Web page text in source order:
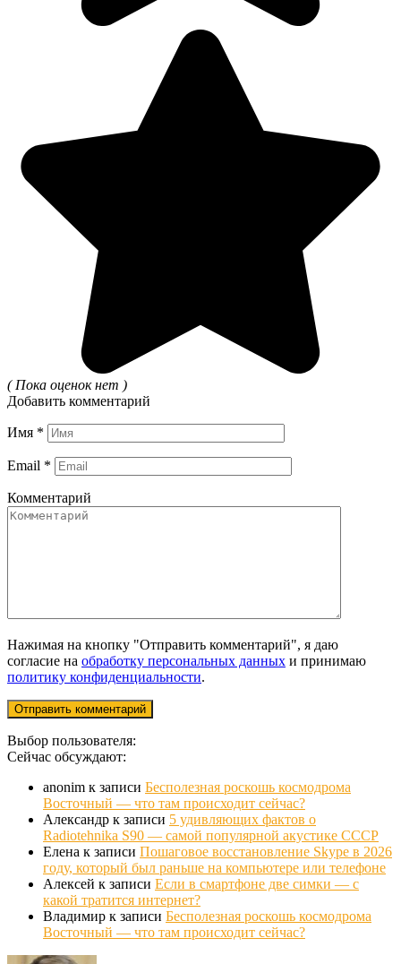
( Пока оценок нет )
Добавить комментарий
Имя *
Email *
Комментарий
Нажимая на кнопку "Отправить комментарий", я даю
согласие на обработку персональных данных и принимаю
политику конфиденциальности.
Выбор пользователя:
Сейчас обсуждают:
anonim к записи Бесполезная роскошь космодрома
Восточный — что там происходит сейчас?
Александр к записи 5 удивляющих фактов о
Radiotehnika S90 — самой популярной акустике СССР
Елена к записи Пошаговое восстановление Skype в 2026
году, который был раньше на компьютере или телефоне
Алексей к записи Если в смартфоне две симки — с
какой тратится интернет?
Владимир к записи Бесполезная роскошь космодрома
Восточный — что там происходит сейчас?